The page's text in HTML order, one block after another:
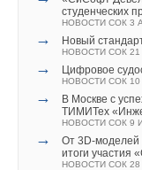
студенческих
НОВОСТИ СОК 3
→ Новый
НОВОСТИ СОК
→ Цифровое
НОВОСТИ СОК
→
В Москве с
ТИМИТех
НОВОСТИ СОК 9
→
От 3D-моделей
итоги
НОВОСТИ СОК 28
Ваш E-mail *
Текст комментария